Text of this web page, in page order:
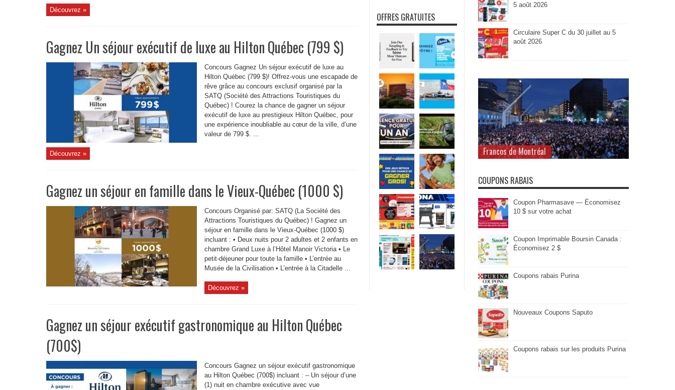
Découvrez »
Gagnez Un séjour exécutif de luxe au Hilton Québec (799 $)
Concours Gagnez Un séjour exécutif de luxe au
Hilton Québec (799 $)! Offrez-vous une escapade de
rêve grâce au concours exclusif organisé par la
SATQ (Société des Attractions Touristiques du
Québec) ! Courez la chance de gagner un séjour
exécutif de luxe au prestigieux Hilton Québec, pour
une expérience inoubliable au cœur de la ville, d’une
valeur de 799 $. ...
Découvrez »
Gagnez un séjour en famille dans le Vieux-Québec (1000 $)
Concours Organisé par: SATQ (La Société des
Attractions Touristiques du Québec) ! Gagnez un
séjour en famille dans le Vieux-Québec (1000 $)
incluant : • Deux nuits pour 2 adultes et 2 enfants en
chambre Grand Luxe à l’Hôtel Manoir Victoria • Le
petit-déjeuner pour toute la famille • L’entrée au
Musée de la Civilisation • L’entrée à la Citadelle ...
Découvrez »
Gagnez un séjour exécutif gastronomique au Hilton Québec
(700$)
Concours Gagnez un séjour exécutif gastronomique
au Hilton Québec (700$) incluant : – Un séjour d’une
(1) nuit en chambre exécutive avec vue
OFFRES GRATUITES
5 août 2026
Circulaire Super C du 30 juillet au 5
août 2026
Francos de Montréal
COUPONS RABAIS
Coupon Pharmasave — Économisez
10 $ sur votre achat
Coupon Imprimable Boursin Canada :
Économisez 2 $
Coupons rabais Purina
Nouveaux Coupons Saputo
Coupons rabais sur les produits Purina